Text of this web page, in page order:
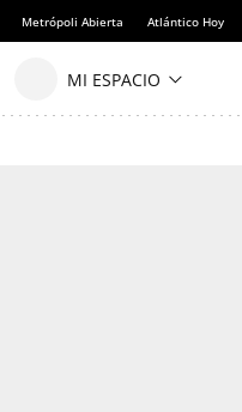
Metrópoli Abierta Atlántico Hoy